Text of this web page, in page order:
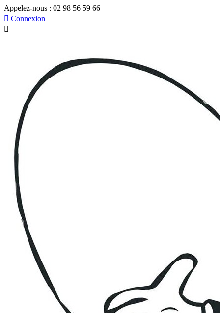
Appelez-nous : 02 98 56 59 66
 Connexion
